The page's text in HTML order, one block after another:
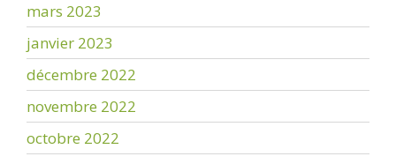
mars 2023
janvier 2023
décembre 2022
novembre 2022
octobre 2022